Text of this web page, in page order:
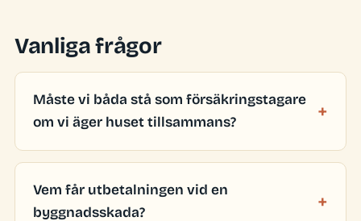
Vanliga frågor
Måste vi båda stå som försäkringstagare
om vi äger huset tillsammans?
Vem får utbetalningen vid en
byggnadsskada?